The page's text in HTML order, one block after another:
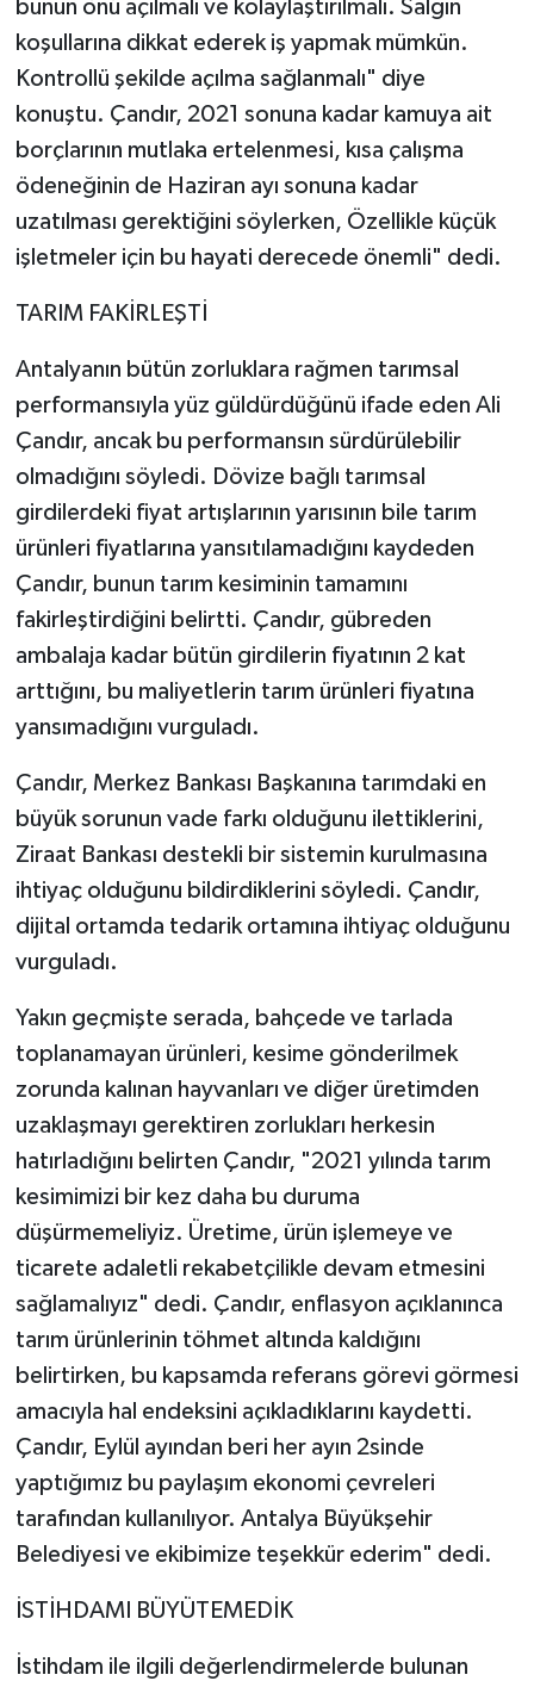
bunun önü açılmalı ve kolaylaştırılmalı. Salgın
koşullarına dikkat ederek iş yapmak mümkün.
Kontrollü şekilde açılma sağlanmalı" diye
konuştu. Çandır, 2021 sonuna kadar kamuya ait
borçlarının mutlaka ertelenmesi, kısa çalışma
ödeneğinin de Haziran ayı sonuna kadar
uzatılması gerektiğini söylerken, Özellikle küçük
işletmeler için bu hayati derecede önemli" dedi.
TARIM FAKİRLEŞTİ
Antalyanın bütün zorluklara rağmen tarımsal
performansıyla yüz güldürdüğünü ifade eden Ali
Çandır, ancak bu performansın sürdürülebilir
olmadığını söyledi. Dövize bağlı tarımsal
girdilerdeki fiyat artışlarının yarısının bile tarım
ürünleri fiyatlarına yansıtılamadığını kaydeden
Çandır, bunun tarım kesiminin tamamını
fakirleştirdiğini belirtti. Çandır, gübreden
ambalaja kadar bütün girdilerin fiyatının 2 kat
arttığını, bu maliyetlerin tarım ürünleri fiyatına
yansımadığını vurguladı.
Çandır, Merkez Bankası Başkanına tarımdaki en
büyük sorunun vade farkı olduğunu ilettiklerini,
Ziraat Bankası destekli bir sistemin kurulmasına
ihtiyaç olduğunu bildirdiklerini söyledi. Çandır,
dijital ortamda tedarik ortamına ihtiyaç olduğunu
vurguladı.
Yakın geçmişte serada, bahçede ve tarlada
toplanamayan ürünleri, kesime gönderilmek
zorunda kalınan hayvanları ve diğer üretimden
uzaklaşmayı gerektiren zorlukları herkesin
hatırladığını belirten Çandır, "2021 yılında tarım
kesimimizi bir kez daha bu duruma
düşürmemeliyiz. Üretime, ürün işlemeye ve
ticarete adaletli rekabetçilikle devam etmesini
sağlamalıyız" dedi. Çandır, enflasyon açıklanınca
tarım ürünlerinin töhmet altında kaldığını
belirtirken, bu kapsamda referans görevi görmesi
amacıyla hal endeksini açıkladıklarını kaydetti.
Çandır, Eylül ayından beri her ayın 2sinde
yaptığımız bu paylaşım ekonomi çevreleri
tarafından kullanılıyor. Antalya Büyükşehir
Belediyesi ve ekibimize teşekkür ederim" dedi.
İSTİHDAMI BÜYÜTEMEDİK
İstihdam ile ilgili değerlendirmelerde bulunan